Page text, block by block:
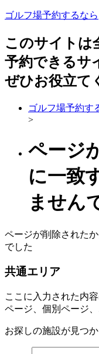
ゴルフ場予約するなら
このサイトは
予約できるサ
ぜひお役立て
ゴルフ場予約す
>
ページ
に一致
ません
ページが削除された
でした
共通エリア
ここに入力された内
ページ、個別ページ
お探しの施設が見つ